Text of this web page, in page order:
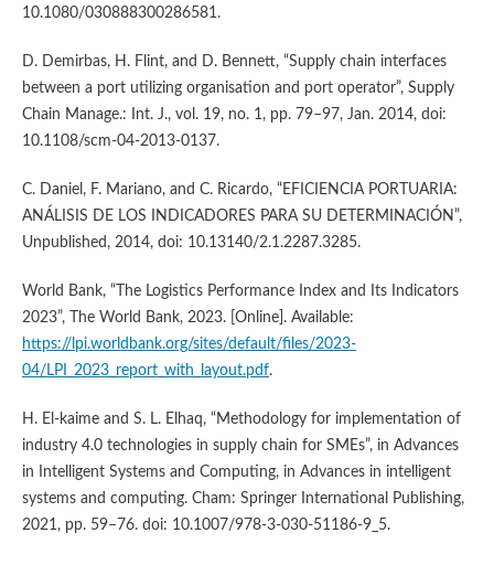
10.1080/030888300286581.
D. Demirbas, H. Flint, and D. Bennett, “Supply chain interfaces
between a port utilizing organisation and port operator”, Supply
Chain Manage.: Int. J., vol. 19, no. 1, pp. 79–97, Jan. 2014, doi:
10.1108/scm-04-2013-0137.
C. Daniel, F. Mariano, and C. Ricardo, “EFICIENCIA PORTUARIA:
ANÁLISIS DE LOS INDICADORES PARA SU DETERMINACIÓN”,
Unpublished, 2014, doi: 10.13140/2.1.2287.3285.
World Bank, “The Logistics Performance Index and Its Indicators
2023”, The World Bank, 2023. [Online]. Available:
https://lpi.worldbank.org/sites/default/files/2023-
04/LPI_2023_report_with_layout.pdf.
H. El-kaime and S. L. Elhaq, “Methodology for implementation of
industry 4.0 technologies in supply chain for SMEs”, in Advances
in Intelligent Systems and Computing, in Advances in intelligent
systems and computing. Cham: Springer International Publishing,
2021, pp. 59–76. doi: 10.1007/978-3-030-51186-9_5.